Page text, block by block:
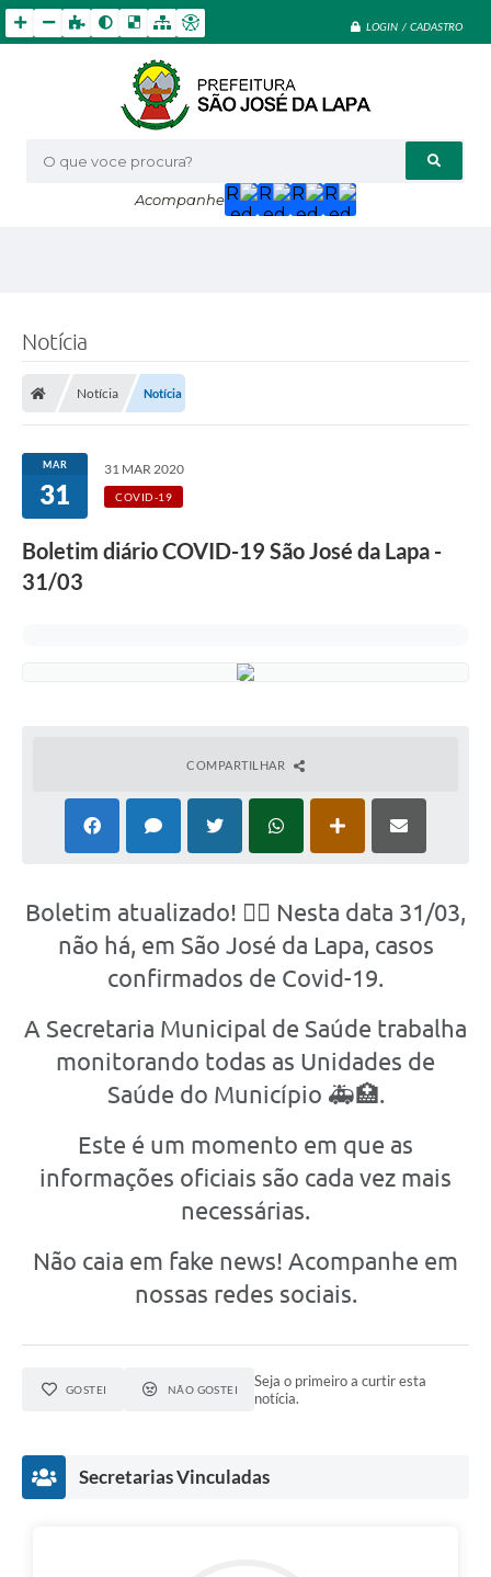
LOGIN / CADASTRO
O que voce procura?
Acompanhe
Notícia
Notícia Notícia
MAR
31
31 MAR 2020
COVID-19
Boletim diário COVID-19 São José da Lapa -
31/03
COMPARTILHAR
Boletim atualizado! 👉🏽 Nesta data 31/03,
não há, em São José da Lapa, casos
confirmados de Covid-19.
A Secretaria Municipal de Saúde trabalha
monitorando todas as Unidades de
Saúde do Município 🚑🏥.
Este é um momento em que as
informações oficiais são cada vez mais
necessárias.
Não caia em fake news! Acompanhe em
nossas redes sociais.
GOSTEI NÃO GOSTEI
Seja o primeiro a curtir esta
notícia.
Secretarias Vinculadas